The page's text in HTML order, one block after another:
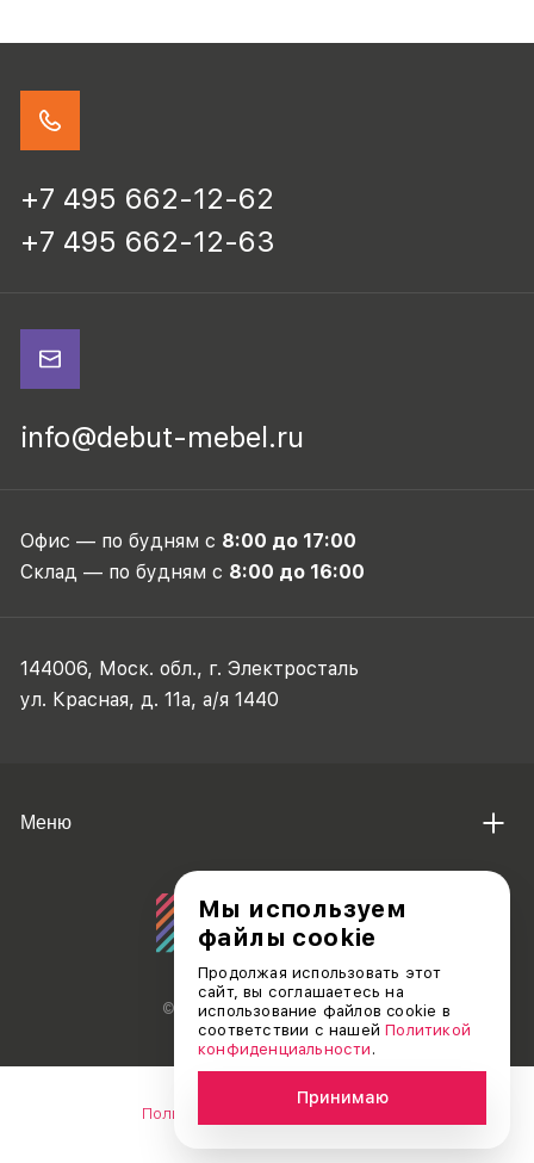
+7 495 662-12-62
+7 495 662-12-63
info@debut-mebel.ru
Офис — по будням с 8:00 до 17:00
Склад — по будням с 8:00 до 16:00
144006, Моск. обл., г. Электросталь
ул. Красная, д. 11а, а/я 1440
© АО «ДЕБЮТ», 2011 — 2026
Меню
Политика конфиденциальности
Мы используем
файлы cookie
Продолжая использовать этот
сайт, вы соглашаетесь на
использование файлов cookie в
соответствии с нашейПолитикой
конфиденциальности .
Принимаю